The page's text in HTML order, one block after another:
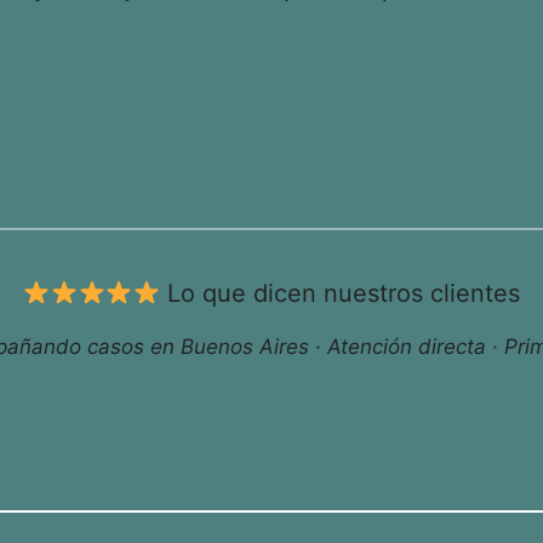
Lo que dicen nuestros clientes
casos en Buenos Aires · Atención directa ·